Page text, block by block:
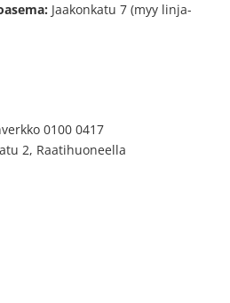
Jaakonkatu 7 (myy linja-
0100 0417
2, Raatihuoneella